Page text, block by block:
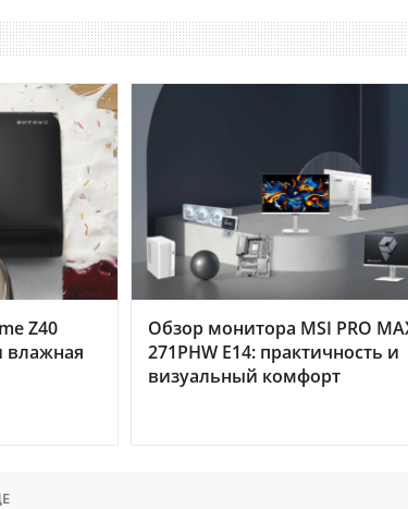
Z40
влажная
Обзор монитора MSI PRO
271PHW E14: практичность и
визуальный комфорт